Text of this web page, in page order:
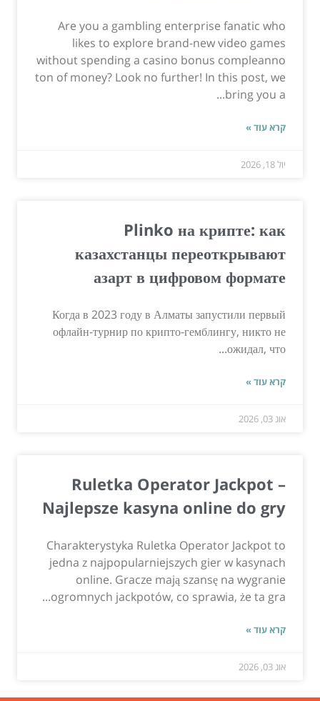
Are you a gambling enterprise fanatic who
likes to explore brand-new video games
without spending a casino bonus compleanno
ton of money? Look no further! In this post, we
bring you a...
קרא עוד »
יול 18, 2026
Plinko на крипте: как
казахстанцы переоткрывают
азарт в цифровом формате
Когда в 2023 году в Алматы запустили первый
офлайн-турнир по крипто-гемблингу, никто не
ожидал, что...
קרא עוד »
אוג 03, 2026
Ruletka Operator Jackpot –
Najlepsze kasyna online do gry
Charakterystyka Ruletka Operator Jackpot to
jedna z najpopularniejszych gier w kasynach
online. Gracze mają szansę na wygranie
ogromnych jackpotów, co sprawia, że ta gra...
קרא עוד »
אוג 03, 2026